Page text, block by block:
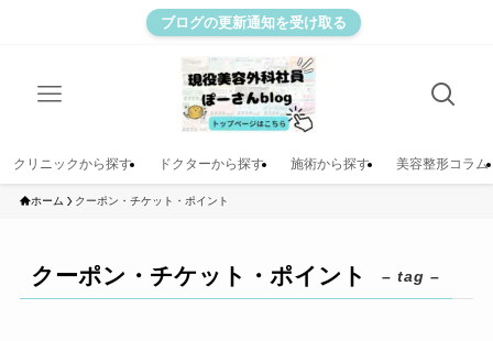
ブログの更新通知を受け取る
クリニックから探す ドクターから探す 施術から探す 美容整形コラム
ホーム クーポン・チケット・ポイント
クーポン・チケット・ポイント – tag –